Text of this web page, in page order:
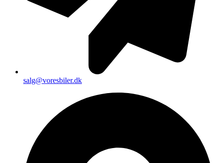
salg@voresbiler.dk